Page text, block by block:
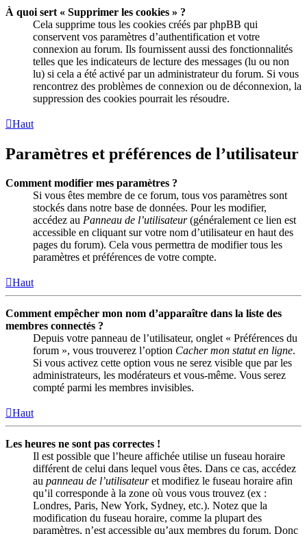
À quoi sert « Supprimer les cookies » ?
Cela supprime tous les cookies créés par phpBB qui
conservent vos paramètres d’authentification et votre
connexion au forum. Ils fournissent aussi des fonctionnalités
telles que les indicateurs de lecture des messages (lu ou non
lu) si cela a été activé par un administrateur du forum. Si vous
rencontrez des problèmes de connexion ou de déconnexion, la
suppression des cookies pourrait les résoudre.
Haut
Paramètres et préférences de l’utilisateur
Comment modifier mes paramètres ?
Si vous êtes membre de ce forum, tous vos paramètres sont
stockés dans notre base de données. Pour les modifier,
accédez au Panneau de l’utilisateur(généralement ce lien est
accessible en cliquant sur votre nom d’utilisateur en haut des
pages du forum). Cela vous permettra de modifier tous les
paramètres et préférences de votre compte.
Haut
Comment empêcher mon nom d’apparaître dans la liste des
membres connectés ?
Depuis votre panneau de l’utilisateur, onglet « Préférences du
forum », vous trouverez l’option Cacher mon statut en ligne.
Si vous activez cette option vous ne serez visible que par les
administrateurs, les modérateurs et vous-même. Vous serez
compté parmi les membres invisibles.
Haut
Les heures ne sont pas correctes !
Il est possible que l’heure affichée utilise un fuseau horaire
différent de celui dans lequel vous êtes. Dans ce cas, accédez
au panneau de l’utilisateuret modifiez le fuseau horaire afin
qu’il corresponde à la zone où vous vous trouvez (ex :
Londres, Paris, New York, Sydney, etc.). Notez que la
modification du fuseau horaire, comme la plupart des
paramètres, n’est accessible qu’aux membres du forum. Donc